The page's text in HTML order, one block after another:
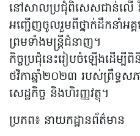
នៅសាលប្រជុំពិសេសជាន់លើ វិ
អញ្ជើញចូលរួមពីថ្នាក់ដឹកនាំអគ្គ
ព្រមទាំងមន្រ្តីជំនាញ។
កិច្ចប្រជុំនេះរៀបចំឡើងដើម្
ថវិកាឆ្នាំ២០២៣ របស់ព្រឹទ្ធ
សេដ្ឋកិច្ច និងហិរញ្ញវត្ថុ។
ប្រភព៖ នាយកដ្ឋានព័ត៌មាន